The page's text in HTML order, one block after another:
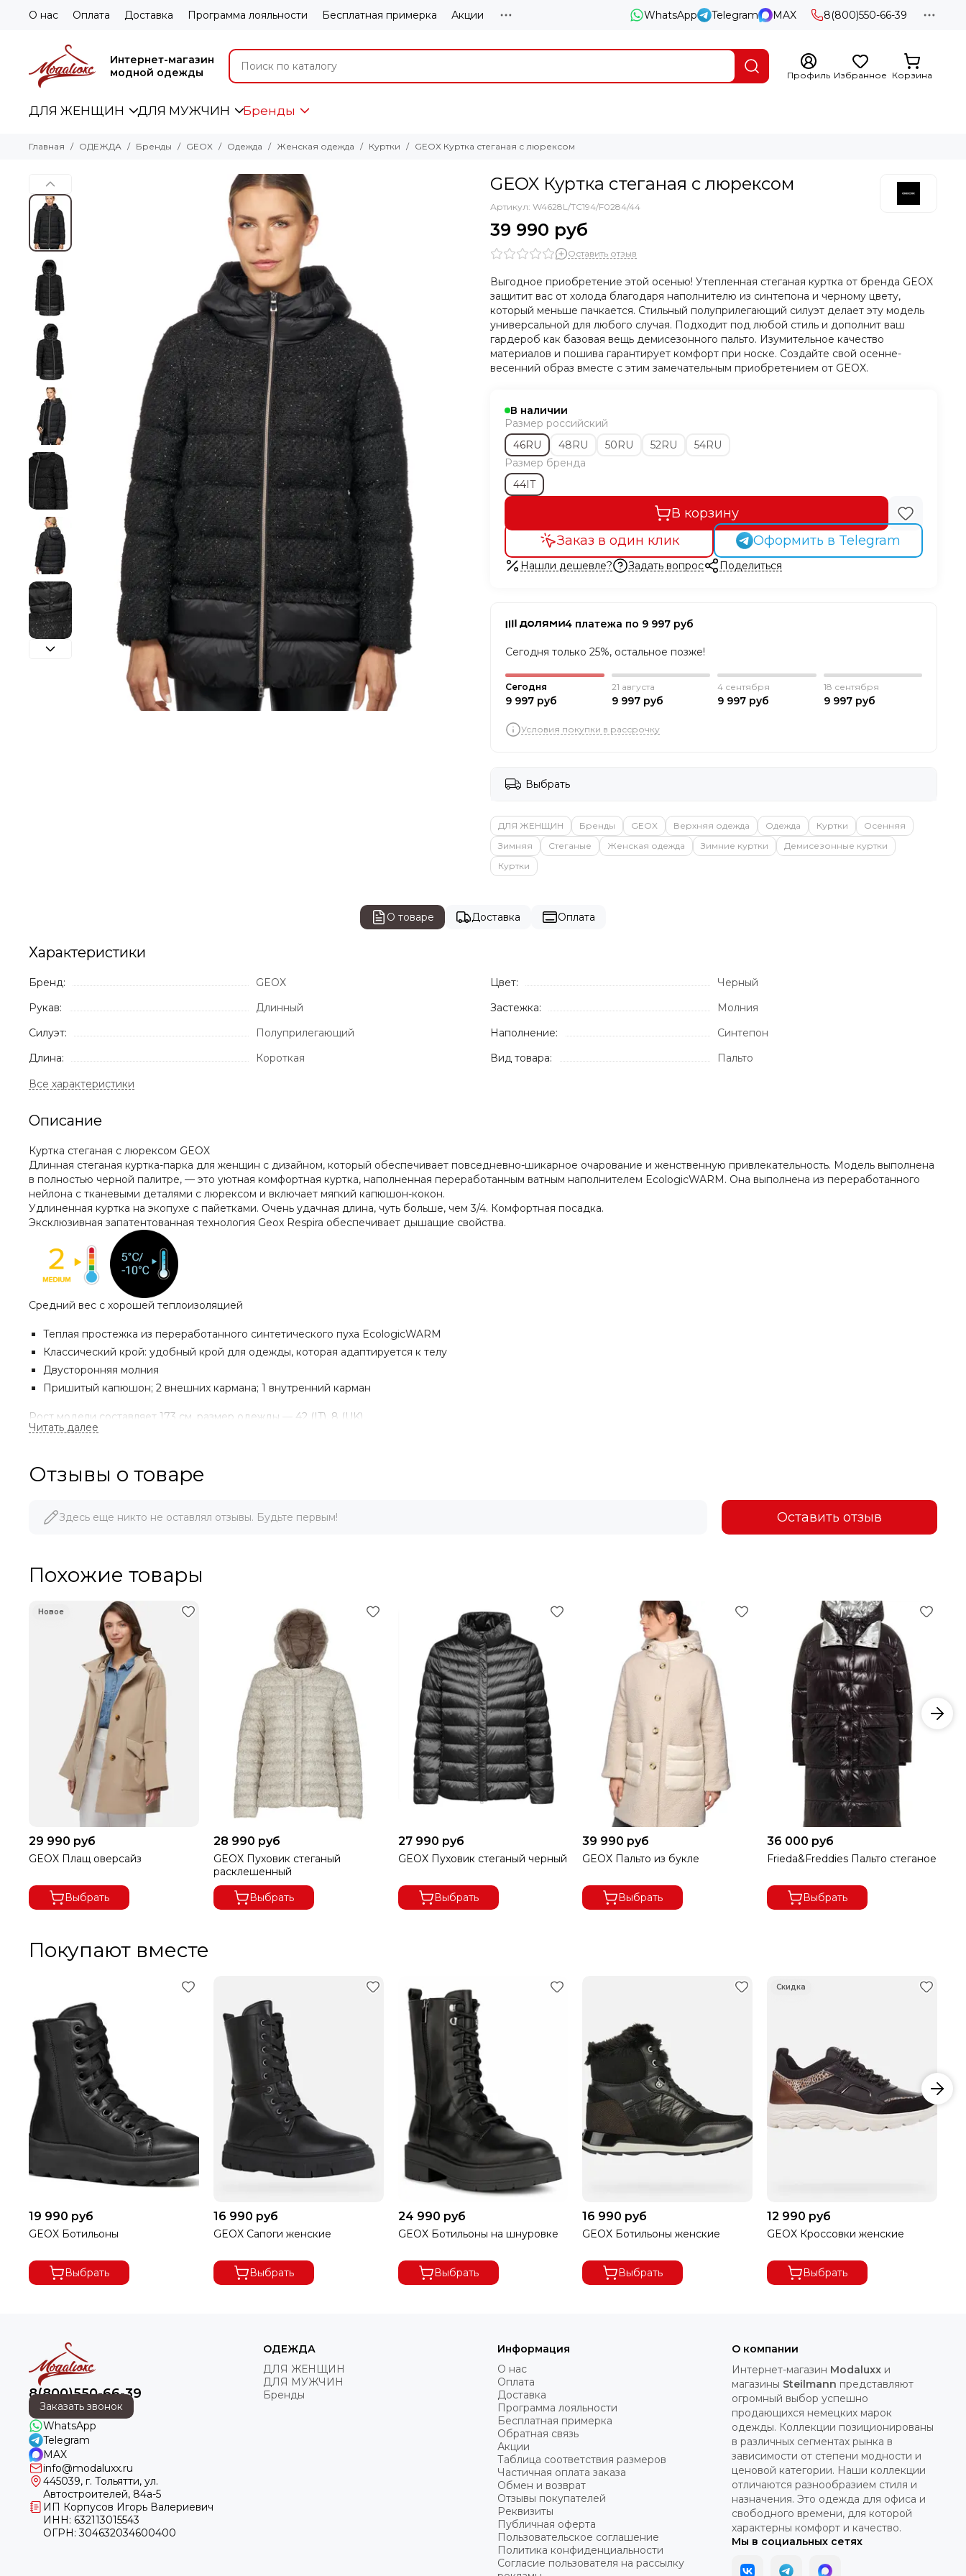
О нас Оплата Доставка Программа лояльности Бесплатная примерка Акции WhatsApp Telegram MAX 8(800)550-66-39
Интернет-магазин
модной одежды
Профиль Избранное Корзина
ДЛЯ ЖЕНЩИН ДЛЯ МУЖЧИН Бренды
Главная ОДЕЖДА Бренды GEOX Одежда Женская одежда Куртки GEOX Куртка стеганая с люрексом
GEOX Куртка стеганая с люрексом
Артикул: W4628L/TC194/F0284/44
39 990 руб
Оставить отзыв
Выгодное приобретение этой осенью! Утепленная стеганая куртка от бренда GEOX
защитит вас от холода благодаря наполнителю из синтепона и черному цвету,
который меньше пачкается. Стильный полуприлегающий силуэт делает эту модель
универсальной для любого случая. Подходит под любой стиль и дополнит ваш
гардероб как базовая вещь демисезонного пальто. Изумительное качество
материалов и пошива гарантирует комфорт при носке. Создайте свой осенне-
весенний образ вместе с этим замечательным приобретением от GEOX.
В наличии
Размер российский
46RU
48RU 50RU 52RU
54RU
Размер бренда
44IT
В корзину
Заказ в один клик
Оформить в Telegram
Нашли дешевле? Задать вопрос Поделиться
4 платежа по 9 997 руб
Сегодня только 25%, остальное позже!
Сегодня
9 997 руб
21 августа
9 997 руб
4 сентября
9 997 руб
18 сентября
9 997 руб
Условия покупки в рассрочку
Выбрать
ДЛЯ ЖЕНЩИН Бренды GEOX Верхняя одежда Одежда Куртки
Осенняя
Зимняя
Стеганые Женская одежда Зимние куртки
Демисезонные куртки
Куртки
О товаре Доставка Оплата
Характеристики
Бренд:
GEOX
Рукав:
Длинный
Силуэт:
Полуприлегающий
Длина:
Короткая
Цвет:
Черный
Застежка:
Молния
Наполнение:
Синтепон
Вид товара:
Пальто
Описание
Куртка стеганая с люрексом GEOX
Длинная стеганая куртка-парка для женщин с дизайном, который обеспечивает повседневно-шикарное очарование и женственную привлекательность. Модель выполнена
в полностью черной палитре, — это уютная комфортная куртка, наполненная переработанным ватным наполнителем EcologicWARM. Она выполнена из переработанного
нейлона с тканевыми деталями с люрексом и включает мягкий капюшон-кокон.
Удлиненная куртка на экопухе с пайетками. Очень удачная длина, чуть больше, чем 3/4. Комфортная посадка.
Эксклюзивная запатентованная технология Geox Respira обеспечивает дышащие свойства.
Средний вес с хорошей теплоизоляцией
Теплая простежка из переработанного синтетического пуха EcologicWARM
Классический крой: удобный крой для одежды, которая адаптируется к телу
Двусторонняя молния
Пришитый капюшон; 2 внешних кармана; 1 внутренний карман
Рост модели составляет 173 см, размер одежды — 42 (IT), 8 (UK).
Характеристики: водоотталкивающие свойства, защита от ветра
МЫ ДОРОЖИМ ПОКУПАТЕЛЯМИ!
При указании ссылки на ресурс или сайт, где данный товар дешевле - мы продаем по цене конкурента.
ПРИ ВЫКУПЕ ЗАКАЗА ОТ 8000 РУБЛЕЙ ДОСТАВКА БЕСПЛАТНАЯ.
ЗАКАЗА МЕНЕЕ 8000 РУБ., ПОЛУЧАТЕЛЬ ОПЛАЧИВАЕТ ДОСТАВКУ 100%.
Отзывы о товаре
Здесь еще никто не оставлял отзывы. Будьте первым! Оставить отзыв
Похожие товары
29 990 руб
GEOX Плащ оверсайз
Выбрать
28 990 руб
GEOX Пуховик стеганый
расклешенный
Выбрать
27 990 руб
GEOX Пуховик стеганый черный
Выбрать
39 990 руб
GEOX Пальто из букле
Выбрать
36 000 руб
Frieda&Freddies Пальто стеганое
Выбрать
Покупают вместе
19 990 руб
GEOX Ботильоны
Выбрать
16 990 руб
GEOX Сапоги женские
Выбрать
24 990 руб
GEOX Ботильоны на шнуровке
Выбрать
16 990 руб
GEOX Ботильоны женские
Выбрать
12 990 руб
GEOX Кроссовки женские
Выбрать
8(800)550-66-39
Заказать звонок
WhatsApp
Telegram
MAX
info@modaluxx.ru
445039, г. Тольятти, ул.
Автостроителей, 84а-5
ИП Корпусов Игорь Валериевич
ИНН: 632113015543
ОГРН: 304632034600400
ОДЕЖДА
ДЛЯ ЖЕНЩИН
ДЛЯ МУЖЧИН
Бренды
Информация
О нас
Оплата
Доставка
Программа лояльности
Бесплатная примерка
Обратная связь
Акции
Таблица соответствия размеров
Частичная оплата заказа
Обмен и возврат
Отзывы покупателей
Реквизиты
Публичная оферта
Пользовательское соглашение
Политика конфиденциальности
Согласие пользователя на рассылку
О компании
Интернет-магазин Modaluxx и
магазины Steilmann представляют
огромный выбор успешно
продающихся немецких марок
одежды. Коллекции позиционированы
в различных сегментах рынка в
зависимости от степени модности и
ценовой категории. Наши коллекции
отличаются разнообразием стиля и
назначения. Это одежда для офиса и
свободного времени, для которой
характерны комфорт и качество.
Мы в социальных сетях